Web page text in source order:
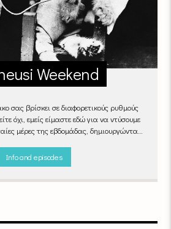
Weekend
σας βρίσκει σε διαφορετικούς ρυθμούς
όχι, εμείς είμαστε εδώ για να ντύσουμε
μέρες της εβδομάδας, δημιουργώντας
Info and episodes